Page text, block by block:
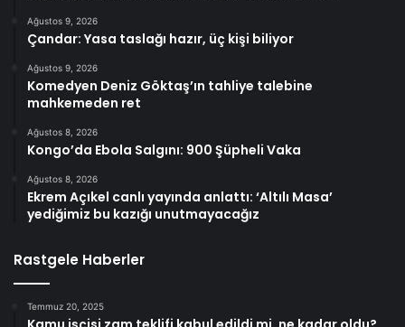
Ağustos 9, 2026
Çandar: Yasa taslağı hazır, üç kişi biliyor
Ağustos 9, 2026
Komedyen Deniz Göktaş’ın tahliye talebine
mahkemeden ret
Ağustos 8, 2026
Kongo’da Ebola Salgını: 900 Şüpheli Vaka
Ağustos 8, 2026
Ekrem Açıkel canlı yayında anlattı: ‘Altılı Masa’
yediğimiz bu kazığı unutmayacağız
Rastgele Haberler
Temmuz 20, 2025